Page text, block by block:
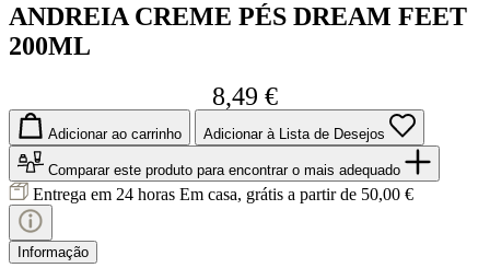
ANDREIA CREME PÉS DREAM FEET
200ML
8,49 €
Adicionar ao carrinho Adicionar à Lista de Desejos
Comparar este produto para encontrar o mais adequado
Entrega em 24 horas Em casa, grátis a partir de 50,00 €
Informação